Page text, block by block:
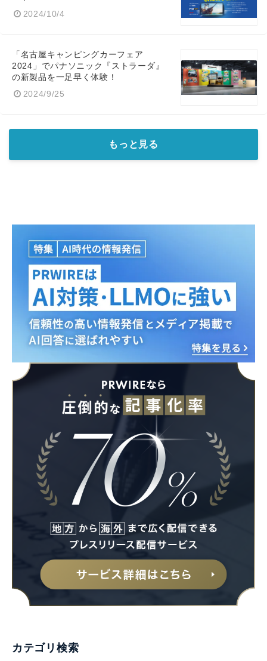
2024/10/4
「名古屋キャンピングカーフェア
2024」でパナソニック『ストラーダ』
の新製品を一足早く体験！
2024/9/25
もっと見る
カテゴリ検索